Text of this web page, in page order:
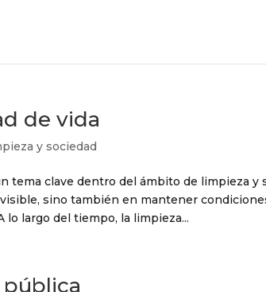
de vida
y sociedad
tema clave dentro del ámbito de limpieza y
sino también en mantener
lo largo del tiempo, la limpieza...
pública